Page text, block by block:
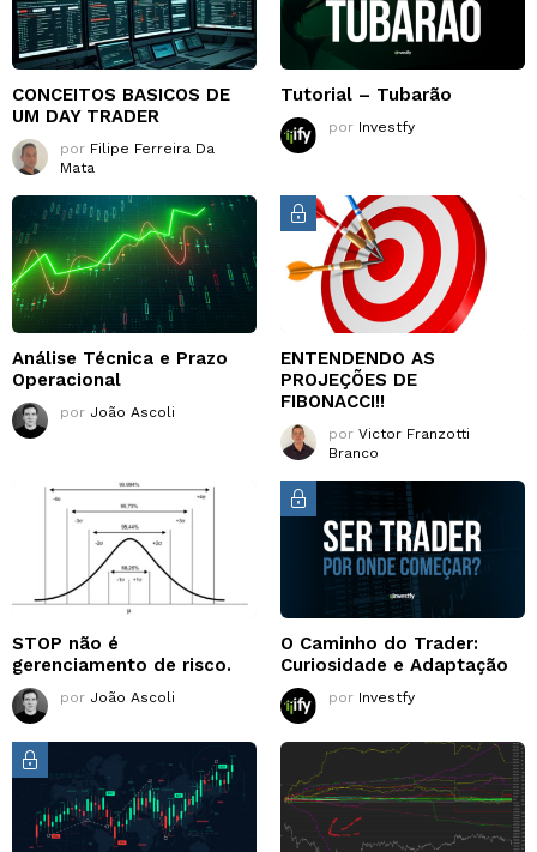
CONCEITOS BASICOS DE
UM DAY TRADER
por Filipe Ferreira Da
Mata
Tutorial – Tubarão
por Investfy
Análise Técnica e Prazo
Operacional
por João Ascoli
ENTENDENDO AS
PROJEÇÕES DE
FIBONACCI!!
por Victor Franzotti
Branco
STOP não é
gerenciamento de risco.
por João Ascoli
O Caminho do Trader:
Curiosidade e Adaptação
por Investfy